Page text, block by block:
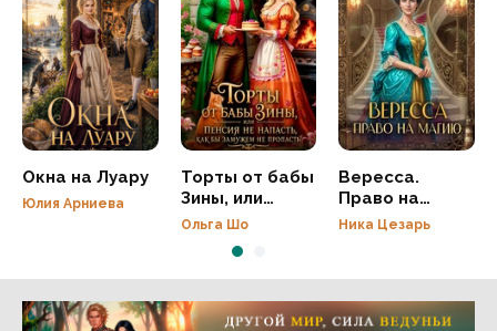
Окна на Луару
Юлия Арниева
Торты от бабы
Зины, или
Пенсия не
бы Замужем не
пропасть
Ольга Шо
Вересса.
Право на
магию
Ника Цезарь